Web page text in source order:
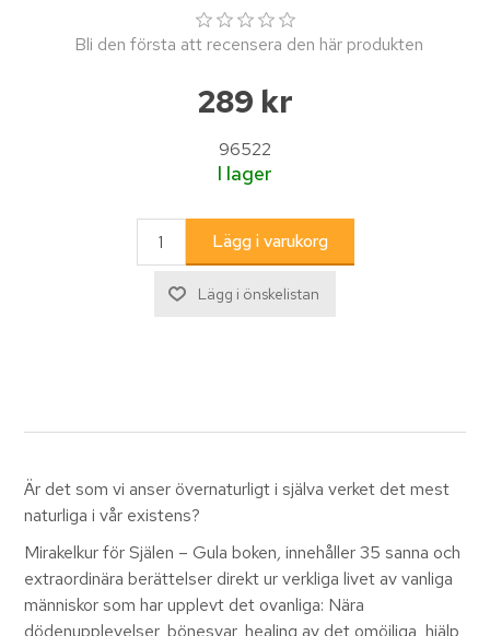
Bli den första att recensera den här produkten
289 kr
96522
I lager
Är det som vi anser övernaturligt i själva verket det mest
naturliga i vår existens?
Mirakelkur för Själen – Gula boken, innehåller 35 sanna och
extraordinära berättelser direkt ur verkliga livet av vanliga
människor som har upplevt det ovanliga: Nära